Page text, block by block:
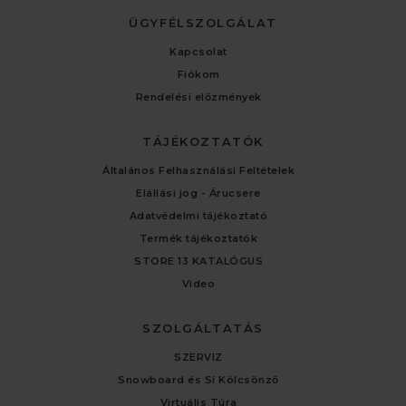
ÜGYFÉLSZOLGÁLAT
Kapcsolat
Fiókom
Rendelési előzmények
TÁJÉKOZTATÓK
Általános Felhasználási Feltételek
Elállási jog - Árucsere
Adatvédelmi tájékoztató
Termék tájékoztatók
STORE 13 KATALÓGUS
Video
SZOLGÁLTATÁS
SZERVIZ
Snowboard és Sí Kölcsönző
Virtuális Túra